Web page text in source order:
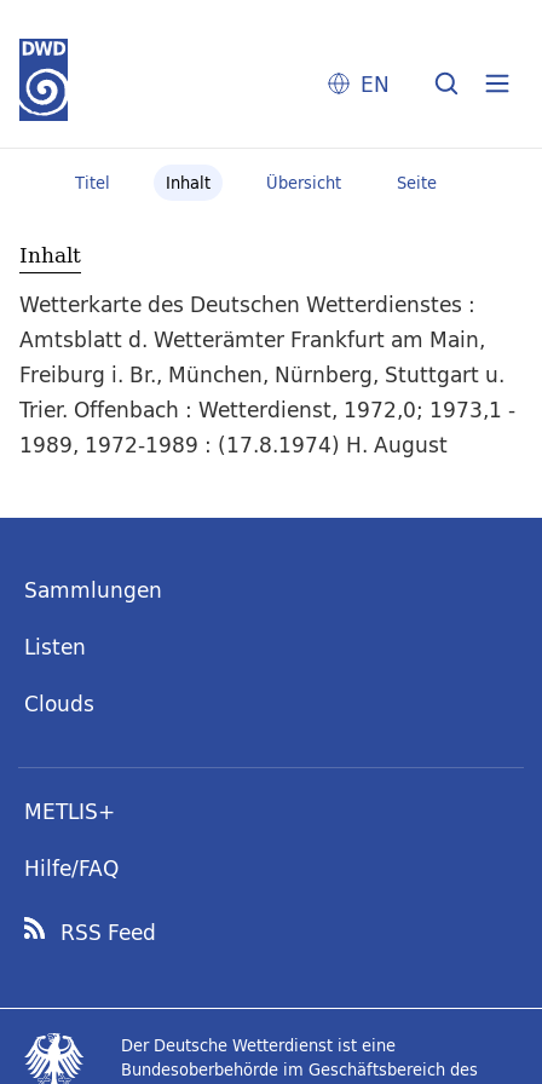
EN
Titel Inhalt Übersicht Seite
Inhalt
Wetterkarte des Deutschen Wetterdienstes :
Amtsblatt d. Wetterämter Frankfurt am Main,
Freiburg i. Br., München, Nürnberg, Stuttgart u.
Trier. Offenbach : Wetterdienst, 1972,0; 1973,1 -
1989, 1972-1989 : (17.8.1974) H. August
Sammlungen
Listen
Clouds
METLIS+
Hilfe/FAQ
RSS Feed
Der Deutsche Wetterdienst ist eine
Bundesoberbehörde im Geschäftsbereich des